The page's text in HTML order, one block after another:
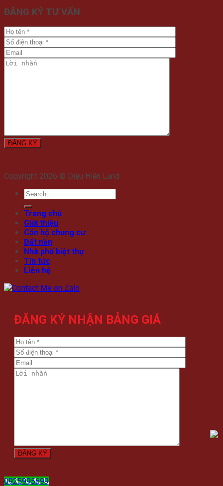
ĐĂNG KÝ TƯ VẤN
Copyright 2026 © Diệu Hiền Land
Trang chủ
Giới thiệu
Căn hộ chung cư
Đất nền
Nhà phố biệt thự
Tin tức
Liên hệ
ĐĂNG KÝ NHẬN BẢNG GIÁ
0925995699